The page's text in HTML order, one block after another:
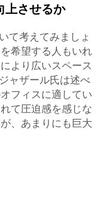
上させるか
て考えてみましょ
希望する人もいれ
より広いスペース
フィスに適してい
て圧迫感を感じな
、あまりにも巨大